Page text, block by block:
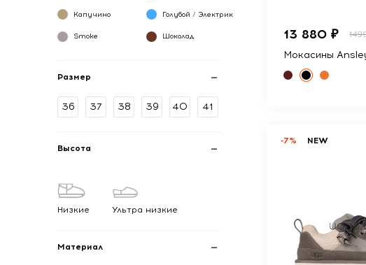
Капучино Голубой / Электрик
Smoke Шоколад
Размер
36 37 38 39 40 41
Высота
Низкие Ультра низкие
Материал
13 880 ₽
Мокасины
-7% NEW